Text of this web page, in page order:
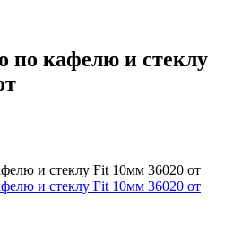
по кафелю и стеклу